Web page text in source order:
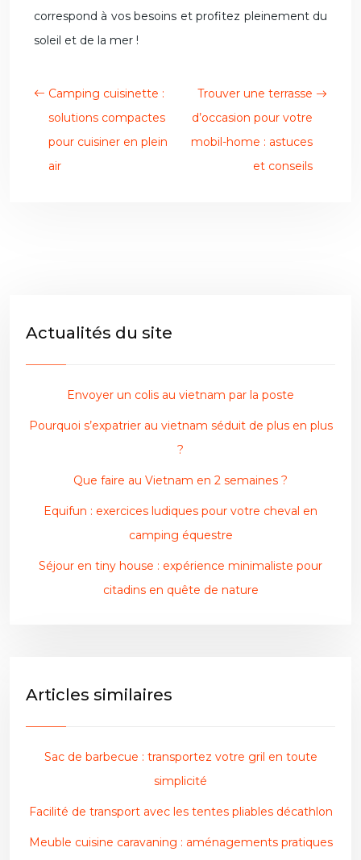
correspond à vos besoins et profitez pleinement du
soleil et de la mer !
Camping cuisinette :
solutions compactes
pour cuisiner en plein
air
Trouver une terrasse
d’occasion pour votre
mobil-home : astuces
et conseils
Actualités du site
Envoyer un colis au vietnam par la poste
Pourquoi s’expatrier au vietnam séduit de plus en plus
?
Que faire au Vietnam en 2 semaines ?
Equifun : exercices ludiques pour votre cheval en
camping équestre
Séjour en tiny house : expérience minimaliste pour
citadins en quête de nature
Articles similaires
Sac de barbecue : transportez votre gril en toute
simplicité
Facilité de transport avec les tentes pliables décathlon
Meuble cuisine caravaning : aménagements pratiques